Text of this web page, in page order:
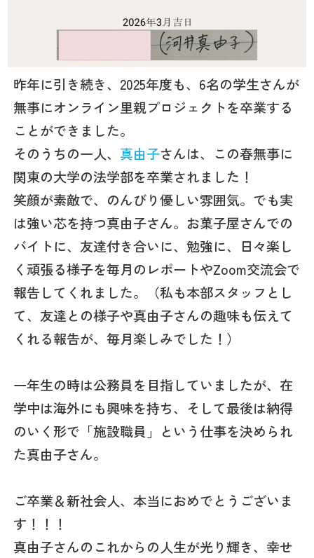
昨年に引き続き、2025年度も、6名の学生さんが
無事にオンライン里親プロジェクトを卒業する
ことができました。
そのうちの一人、 真由子さんは、この春無事に
関東の大学の法学部を卒業されました！
笑顔が素敵で、のんびり優しい雰囲気。でも実
は強い芯を持つ真由子さん。お菓子屋さんでの
バイトに、友達付き合いに、勉強に、日々楽し
く頑張る様子を毎月のレポートやZoom交流会で
報告してくれました。（私も本部スタッフとし
て、友達との様子や真由子さんの趣味も伝えて
くれる報告が、毎月楽しみでした！）
一年生の時は公務員を目指していましたが、在
学中は海外にも興味を持ち、そして最後は納得
のいく形で「施設職員」という仕事を決められ
た真由子さん。
ご卒業＆新社会人、本当におめでとうございま
す！！！
真由子さんのこれからの人生が光り輝き、幸せ